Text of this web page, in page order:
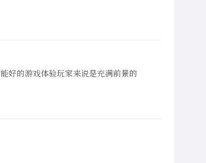
好的游戏体验玩家来说是充满前景的